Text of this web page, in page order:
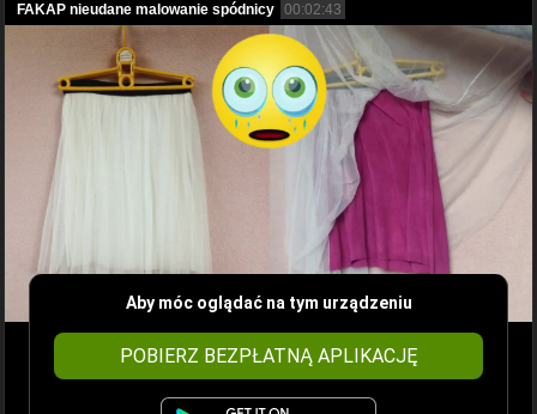
FAKAP nieudane malowanie spódnicy 00:02:43
Aby móc oglądać na tym urządzeniu
POBIERZ BEZPŁATNĄ APLIKACJĘ